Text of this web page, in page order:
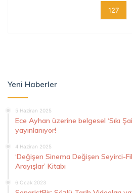
127
Yeni Haberler
5 Haziran 2025
Ece Ayhan üzerine belgesel ‘Sıkı
yayınlanıyor!
4 Haziran 2025
‘Değişen Sinema Değişen Seyirci-
Arayışlar’ Kitabı
6 Ocak 2023